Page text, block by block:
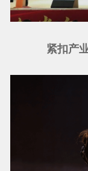
紧扣产